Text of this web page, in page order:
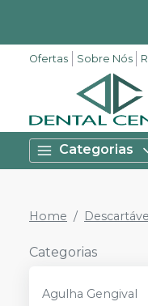
Ofertas Sobre Nós
Categorias
Home
Categorias
Agulha Gengival